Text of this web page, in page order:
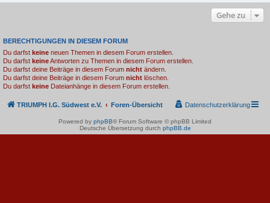
Gehe zu
BERECHTIGUNGEN IN DIESEM FORUM
Du darfst keine neuen Themen in diesem Forum erstellen.
Du darfst keineAntworten zu Themen in diesem Forum erstellen.
Du darfst deine Beiträge in diesem Forum nicht ändern.
Du darfst deine Beiträge in diesem Forum nicht löschen.
Du darfst keine Dateianhänge in diesem Forum erstellen.
TRIUMPH I.G. Südwest e.V. Foren-Übersicht Datenschutzerklärung
Powered by phpBB® Forum Software © phpBB Limited
Deutsche Übersetzung durch phpBB.de